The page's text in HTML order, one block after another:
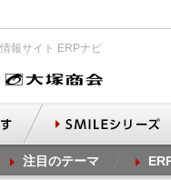
報サイト ERPナビ
注目のテーマ